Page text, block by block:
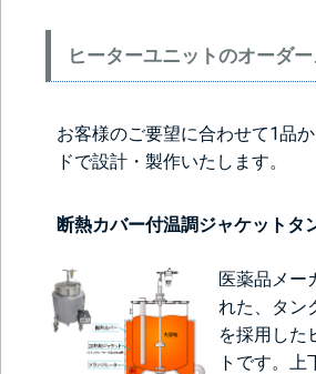
ヒーターユニットのオーダ
お客様のご要望に合わせて1品
ドで設計・製作いたします。
断熱カバー付温調ジャケットタ
医薬品メー
れた、タン
を採用した
トです。上